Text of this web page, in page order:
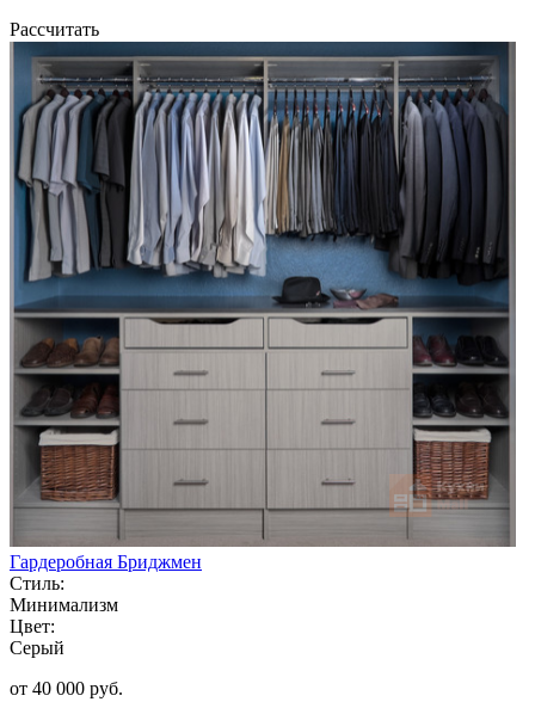
Рассчитать
Гардеробная Бриджмен
Стиль:
Минимализм
Цвет:
Серый
от 40 000 руб.